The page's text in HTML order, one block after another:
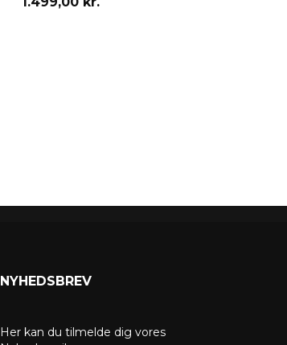
NYHEDSBREV
Her kan du tilmelde dig vores